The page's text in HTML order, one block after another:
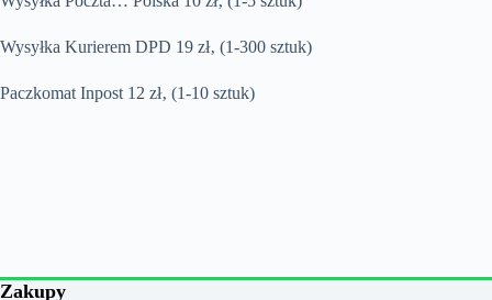
Wysyłka Kurierem DPD 19 zł‚ (1-300 sztuk)
Paczkomat Inpost 12 zł‚ (1-10 sztuk)
Zakupy